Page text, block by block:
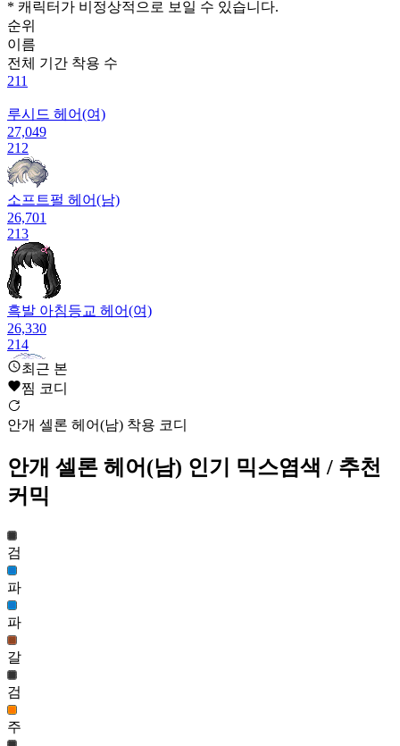
* 캐릭터가 비정상적으로 보일 수 있습니다.
순위
이름
전체 기간 착용 수
211
루시드 헤어(여)
27,049
212
소프트펄 헤어(남)
26,701
213
흑발 아침등교 헤어(여)
26,330
214
너의 안개꽃 헤어(남)
26,201
모험가 썬콜 헤어(여)
25,593
포니 엘피네 헤어(남)
25,443
217
안개 셀론 헤어(남)
25,371
218
멜로디 헤어(여)
25,369
219
최근 본
찜 코디
안개 셀론 헤어(남) 착용 코디
안개 셀론 헤어(남) 인기 믹스염색 / 추천
커믹
검
파
파
갈
검
주